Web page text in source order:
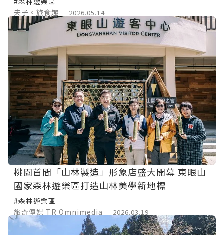
夫子。旅食趣
2026.05.14
桃園首間「山林製造」形象店盛大開幕 東眼山
國家森林遊樂區打造山林美學新地標
#森林遊樂區
旅奇傳媒 TR Omnimedia
2026.03.19